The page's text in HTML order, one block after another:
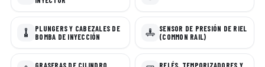
PLUNGERS Y CABEZALES DE
BOMBA DE INYECCIÓN
SENSOR DE PRESIÓN DE RIEL
(COMMON RAIL)